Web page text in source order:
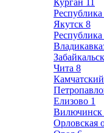
Курган 11
Якутск 8
Чита 8
Елизово 1
Вилючинск
Орловская